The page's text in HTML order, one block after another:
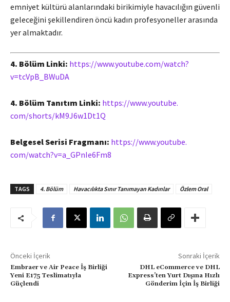
emniyet kültürü alanlarındaki birikimiyle havacılığın güvenli
geleceğini şekillendiren öncü kadın profesyoneller arasında
yer almaktadır.
4. Bölüm Linki: https://www.youtube.com/watch?
v=tcVpB_BWuDA
4. Bölüm Tanıtım Linki: https://www.youtube.
com/shorts/kM9J6w1Dt1Q
Belgesel Serisi Fragmanı: https://www.youtube.
com/watch?v=a_GPnIe6Fm8
TAGS 4. Bölüm Havacılıkta Sınır Tanımayan Kadınlar Özlem Oral
Önceki İçerik
Embraer ve Air Peace İş Birliği
Yeni E175 Teslimatıyla
Güçlendi
Sonraki İçerik
DHL eCommerce ve DHL
Express’ten Yurt Dışına Hızlı
Gönderim İçin İş Birliği